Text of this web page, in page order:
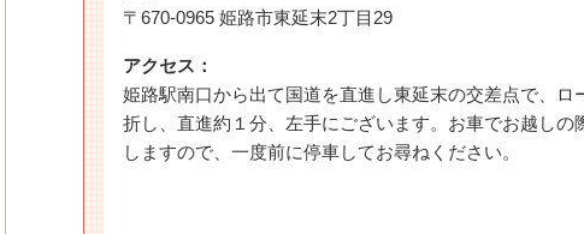
〒670-0965 姫路市東延末2丁目29
アクセス：
姫路駅南口から出て国道を直進し東延末の交差点で、
折し、直進約１分、左手にございます。お車でお越しの
しますので、一度前に停車してお尋ねください。